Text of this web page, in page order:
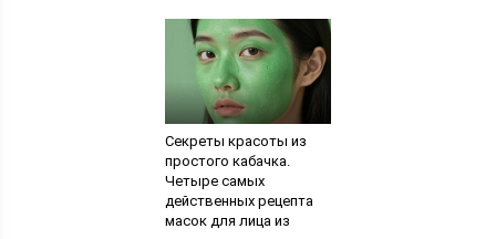
новичок
Секреты красоты из
простого кабачка.
Четыре самых
действенных рецепта
масок для лица из